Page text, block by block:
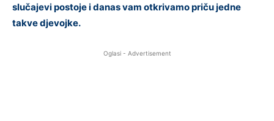
slučajevi postoje i danas vam otkrivamo priču jedne
takve djevojke.
Oglasi - Advertisement